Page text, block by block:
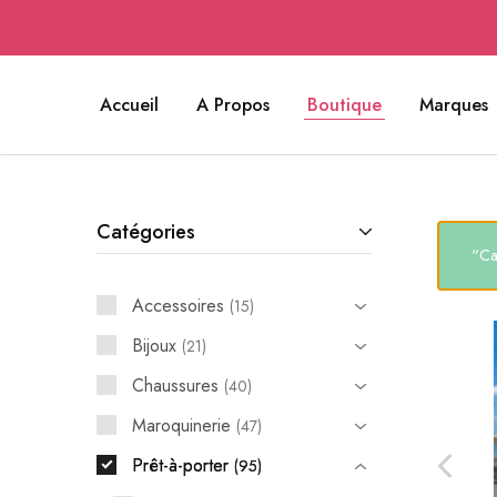
Accueil A Propos Boutique Marques
Catégories
Accessoires 15
Bijoux 21
Chaussures 40
Maroquinerie 47
Prêt-à-porter 95